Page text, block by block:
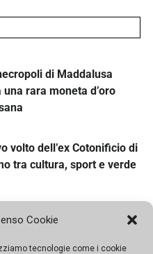
Cookie
tecnologie come i cookie
di Maddalusa
rara moneta d’oro
volto dell’ex Cotonificio di
tra cultura, sport e verde
e la Vara, cento anni di